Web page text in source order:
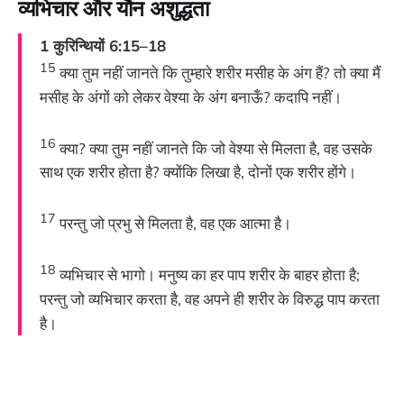
व्यभिचार और यौन अशुद्धता
1 कुरिन्थियों 6:15–18
15क्या तुम नहीं जानते कि तुम्हारे शरीर मसीह के अंग हैं? तो क्या मैं
मसीह के अंगों को लेकर वेश्या के अंग बनाऊँ? कदापि नहीं।
16क्या? क्या तुम नहीं जानते कि जो वेश्या से मिलता है, वह उसके
साथ एक शरीर होता है? क्योंकि लिखा है, दोनों एक शरीर होंगे।
17परन्तु जो प्रभु से मिलता है, वह एक आत्मा है।
18व्यभिचार से भागो। मनुष्य का हर पाप शरीर के बाहर होता है;
परन्तु जो व्यभिचार करता है, वह अपने ही शरीर के विरुद्ध पाप करता
है।